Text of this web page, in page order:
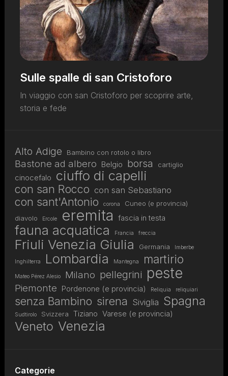
Sulle spalle di san Cristoforo
In viaggio con san Cristoforo per scoprire arte,
storia e fede
Alto Adige Bambino con rotolo o libro
Bastone ad albero Belgio borsa cartiglio
cinocefalo ciuffo di capelli
con san Rocco con san Sebastiano
con sant'Antonio corona
Cuneo (e provincia)
diavolo
Ercole eremita fascia in testa
fauna acquatica Francia freccia
Friuli Venezia Giulia Germania Imberbe
Inghilterra Lombardia Mantegna martirio
Mateo Pérez Alesio Milano pellegrini peste
Piemonte Pordenone (e provincia) Reliquia reliquiari
senza Bambino sirena Siviglia Spagna
Sudtirolo Svizzera Tiziano Varese (e provincia)
Veneto Venezia
Categorie